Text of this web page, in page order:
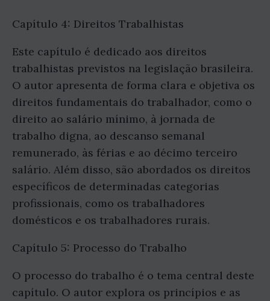
Capítulo 4: Direitos Trabalhistas
Este capítulo é dedicado aos direitos
trabalhistas previstos na legislação brasileira.
O autor apresenta de forma clara e objetiva os
direitos fundamentais do trabalhador, como o
direito ao salário mínimo, à jornada de
trabalho digna, ao descanso semanal
remunerado, às férias e ao décimo terceiro
salário. Além disso, são abordados os direitos
específicos de determinadas categorias
profissionais, como os trabalhadores
domésticos e os trabalhadores rurais.
Capítulo 5: Processo do Trabalho
O processo do trabalho é o tema central deste
capítulo. O autor explora os princípios e as